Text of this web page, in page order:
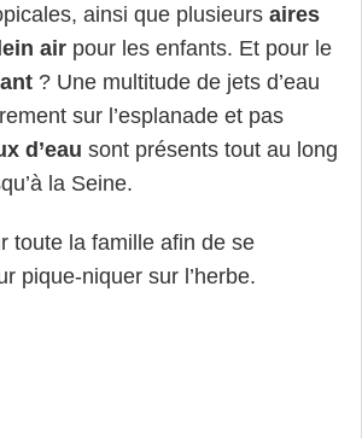
ainsi que plusieurs aires
air pour les enfants. Et pour le
? Une multitude de jets d’eau
sur l’esplanade et pas
d’eau sont présents tout au long
la Seine.
toute la famille afin de se
pique-niquer sur l’herbe.